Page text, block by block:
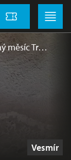
Vstupenky
Menu
měsíc Tr…
Štítky
Vesmír